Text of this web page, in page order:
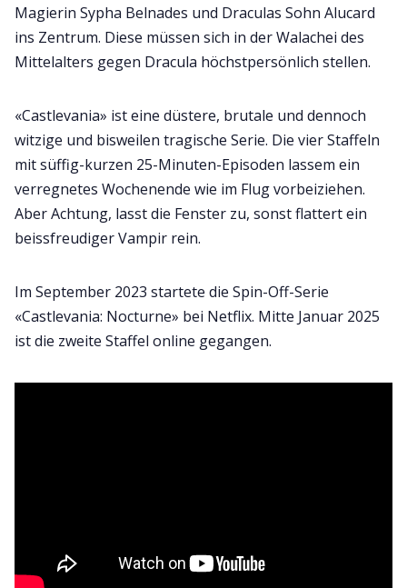
Magierin Sypha Belnades und Draculas Sohn Alucard
ins Zentrum. Diese müssen sich in der Walachei des
Mittelalters gegen Dracula höchstpersönlich stellen.
«Castlevania» ist eine düstere, brutale und dennoch
witzige und bisweilen tragische Serie. Die vier Staffeln
mit süffig-kurzen 25-Minuten-Episoden lassem ein
verregnetes Wochenende wie im Flug vorbeiziehen.
Aber Achtung, lasst die Fenster zu, sonst flattert ein
beissfreudiger Vampir rein.
Im September 2023 startete die Spin-Off-Serie
«Castlevania: Nocturne» bei Netflix. Mitte Januar 2025
ist die zweite Staffel online gegangen.